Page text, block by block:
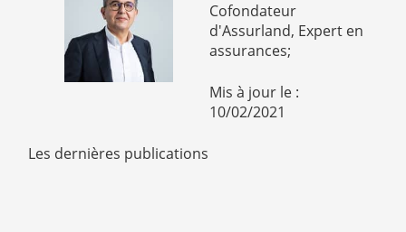
Cofondateur
d'Assurland, Expert en
assurances;
Mis à jour le :
10/02/2021
Les dernières publications